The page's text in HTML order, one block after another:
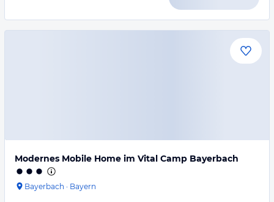
Modernes Mobile Home im Vital Camp Bayerbach
Bayerbach · Bayern